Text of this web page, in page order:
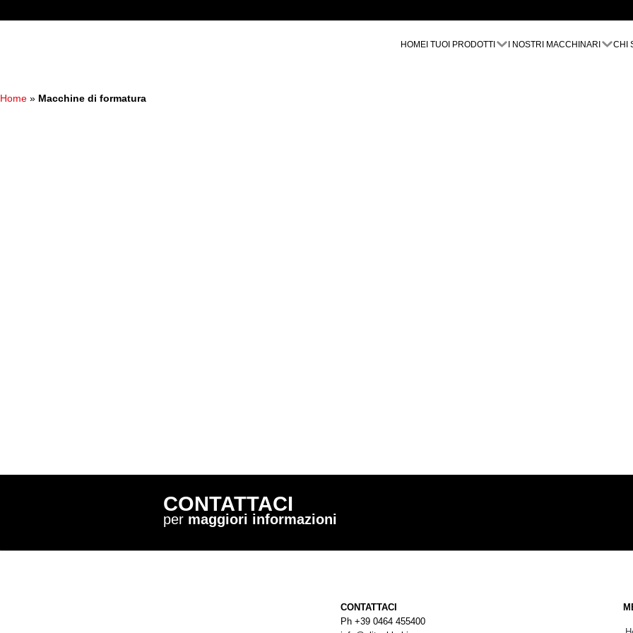
HOMEI TUOI PRODOTTI I NOSTRI MACCHINARI CHI
Home » Macchine di formatura
CONTATTACI
per maggiori informazioni
CONTATTACI
Ph +39 0464 455400